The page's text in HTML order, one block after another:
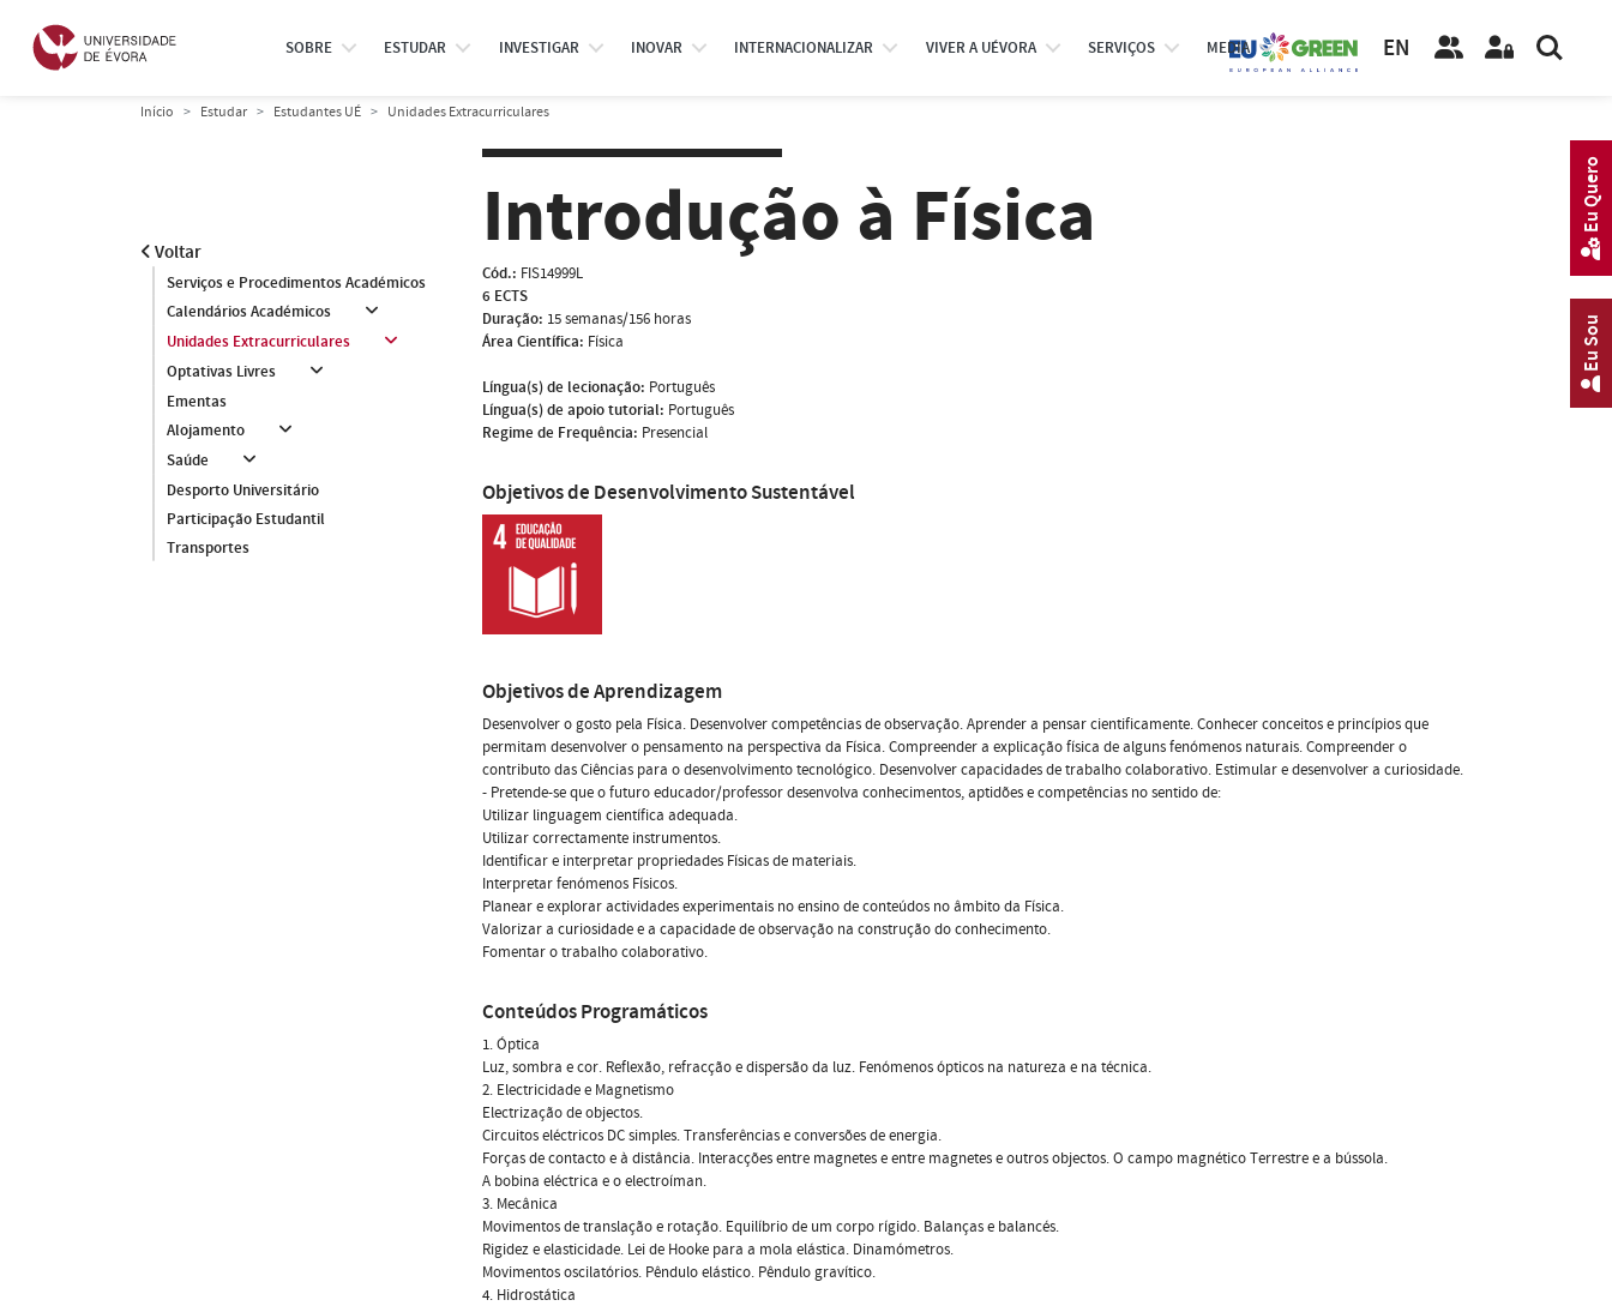
SOBRE ESTUDAR INVESTIGAR INOVAR INTERNACIONALIZAR VIVER A UÉVORA SERVIÇOS MEDIA EN
Início Estudar Estudantes UÉ Unidades Extracurriculares
Voltar
Serviços e Procedimentos Académicos
Calendários Académicos
Unidades Extracurriculares
Optativas Livres
Ementas
Alojamento
Saúde
Desporto Universitário
Participação Estudantil
Transportes
Introdução à Física
Cód.: FIS14999L
6 ECTS
Duração: 15 semanas/156 horas
Área Científica: Física
Língua(s) de lecionação: Português
Língua(s) de apoio tutorial: Português
Regime de Frequência: Presencial
Objetivos de Desenvolvimento Sustentável
Objetivos de Aprendizagem
Desenvolver o gosto pela Física. Desenvolver competências de observação. Aprender a pensar cientificamente. Conhecer conceitos e princípios que
permitam desenvolver o pensamento na perspectiva da Física. Compreender a explicação física de alguns fenómenos naturais. Compreender o
contributo das Ciências para o desenvolvimento tecnológico. Desenvolver capacidades de trabalho colaborativo. Estimular e desenvolver a curiosidade.
- Pretende-se que o futuro educador/professor desenvolva conhecimentos, aptidões e competências no sentido de:
Utilizar linguagem científica adequada.
Utilizar correctamente instrumentos.
Identificar e interpretar propriedades Físicas de materiais.
Interpretar fenómenos Físicos.
Planear e explorar actividades experimentais no ensino de conteúdos no âmbito da Física.
Valorizar a curiosidade e a capacidade de observação na construção do conhecimento.
Fomentar o trabalho colaborativo.
Conteúdos Programáticos
1. Óptica
Luz, sombra e cor. Reflexão, refracção e dispersão da luz. Fenómenos ópticos na natureza e na técnica.
2. Electricidade e Magnetismo
Electrização de objectos.
Circuitos eléctricos DC simples. Transferências e conversões de energia.
Forças de contacto e à distância. Interacções entre magnetes e entre magnetes e outros objectos. O campo magnético Terrestre e a bússola.
A bobina eléctrica e o electroíman.
3. Mecânica
Movimentos de translação e rotação. Equilíbrio de um corpo rígido. Balanças e balancés.
Rigidez e elasticidade. Lei de Hooke para a mola elástica. Dinamómetros.
Movimentos oscilatórios. Pêndulo elástico. Pêndulo gravítico.
4. Hidrostática
Eu Sou
Eu Quero